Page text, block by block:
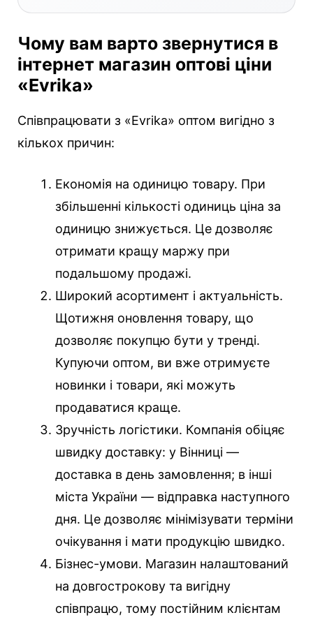
Чому вам варто звернутися в
інтернет магазин оптові ціни
«Evrika»
Співпрацювати з «Evrika» оптом вигідно з
кількох причин:
Економія на одиницю товару. При
збільшенні кількості одиниць ціна за
одиницю знижується. Це дозволяє
отримати кращу маржу при
подальшому продажі.
Широкий асортимент і актуальність.
Щотижня оновлення товару, що
дозволяє покупцю бути у тренді.
Купуючи оптом, ви вже отримуєте
новинки і товари, які можуть
продаватися краще.
Зручність логістики. Компанія обіцяє
швидку доставку: у Вінниці —
доставка в день замовлення; в інші
міста України — відправка наступного
дня. Це дозволяє мінімізувати терміни
очікування і мати продукцію швидко.
Бізнес-умови. Магазин налаштований
на довгострокову та вигідну
співпрацю, тому постійним клієнтам